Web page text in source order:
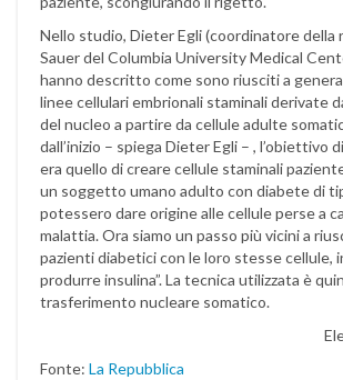
Nello studio, Dieter Egli (coordinatore della
Sauer del Columbia University Medical
hanno descritto come sono riusciti a
linee cellulari embrionali staminali derivate
del nucleo a partire da cellule adulte
dall’inizio – spiega Dieter Egli – , l’obiettivo
era quello di creare cellule staminali
un soggetto umano adulto con diabete di
potessero dare origine alle cellule perse a
malattia. Ora siamo un passo più vicini a
pazienti diabetici con le loro stesse cellule,
produrre insulina”. La tecnica utilizzata è
trasferimento nucleare somatico.
Fonte: La Repubblica